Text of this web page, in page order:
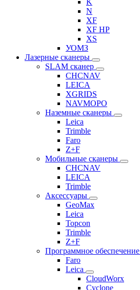
N
XF
XF HP
XS
УОМЗ
Лазерные сканеры
SLAM сканер
CHCNAV
LEICA
XGRIDS
NAVMOPO
Наземные сканеры
Leica
Trimble
Faro
Z+F
Мобильные сканеры
CHCNAV
LEICA
Trimble
Аксессуары
GeoMax
Leica
Topcon
Trimble
Z+F
Программное обеспечение
Faro
Leica
CloudWorx
Cyclone